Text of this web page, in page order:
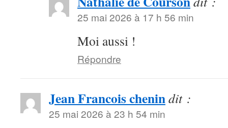
25 mai 2026 à 17 h 56 min
Moi aussi !
Répondre
Jean Francois chenindit :
25 mai 2026 à 23 h 54 min